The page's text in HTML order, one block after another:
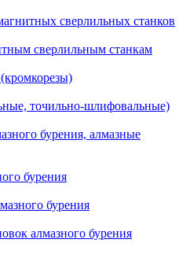
сверлильных станков
сверлильным станкам
точильно-шлифовальные)
бурения, алмазные
бурения
бурения
алмазного бурения